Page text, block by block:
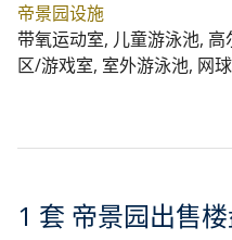
帝景园设施
带氧运动室, 儿童游泳池,
区/游戏室, 室外游泳池, 网
1 套 帝景园出售